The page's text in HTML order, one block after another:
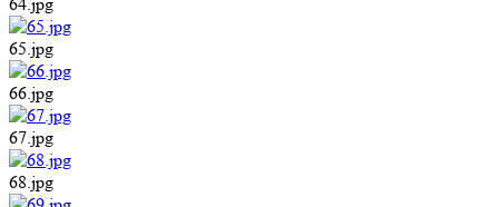
65.jpg
66.jpg
67.jpg
68.jpg